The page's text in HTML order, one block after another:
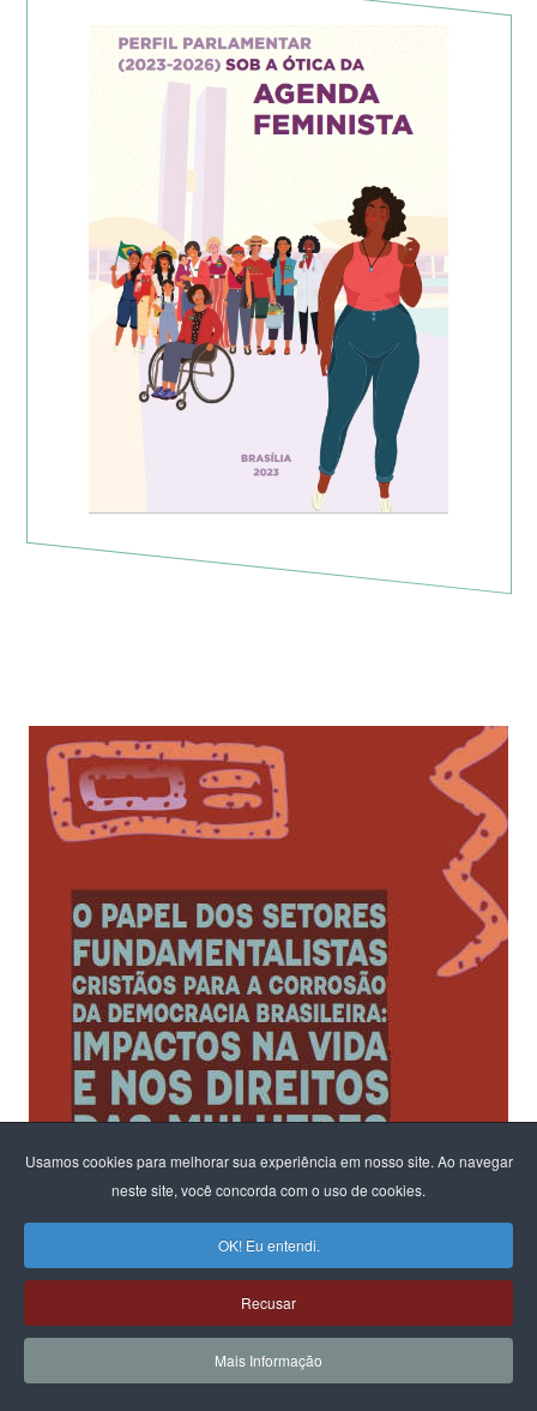
Usamos cookies para melhorar sua experiência em nosso site. Ao navegar
neste site, você concorda com o uso de cookies.
OK! Eu entendi.
Recusar
Mais Informação
Ao fomentar um diálogo sobre os riscos para a democracia e o